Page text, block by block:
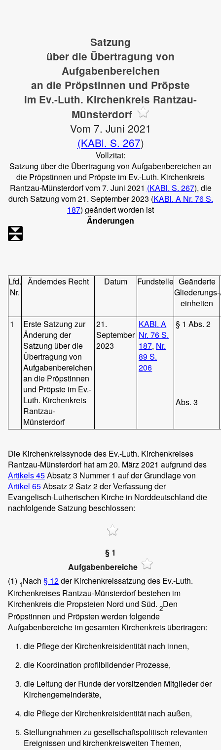
Satzung
über die Übertragung von
Aufgabenbereichen
an die Pröpstinnen und Pröpste
im Ev.-Luth. Kirchenkreis Rantzau-
Münsterdorf
Vom 7. Juni 2021
(KABl. S. 267)
Vollzitat:
Satzung über die Übertragung von Aufgabenbereichen an
die Pröpstinnen und Pröpste im Ev.-Luth. Kirchenkreis
Rantzau-Münsterdorf vom 7. Juni 2021 (KABl. S. 267), die
durch Satzung vom 21. September 2023 (KABl. A Nr. 76 S.
187) geändert worden ist
Änderungen
Lfd.
Nr.
Änderndes Recht Datum Fundstelle Geänderte
Gliederungs-
einheiten
1
Erste Satzung zur
Änderung der
Satzung über die
Übertragung von
Aufgabenbereichen
an die Pröpstinnen
und Pröpste im Ev.-
Luth. Kirchenkreis
Rantzau-
Münsterdorf
21.
September
2023
KABl. A
Nr. 76 S.
187, Nr.
89 S.
206
§ 1 Abs. 2
Abs. 3
Die Kirchenkreissynode des Ev.-Luth. Kirchenkreises
Rantzau-Münsterdorf hat am 20. März 2021 aufgrund des
Artikels 45Absatz 3 Nummer 1 auf der Grundlage von
Artikel 65Absatz 2 Satz 2 der Verfassung der
Evangelisch-Lutherischen Kirche in Norddeutschland die
nachfolgende Satzung beschlossen:
§ 1
Aufgabenbereiche
(1) 1Nach § 12der Kirchenkreissatzung des Ev.-Luth.
Kirchenkreises Rantzau-Münsterdorf bestehen im
Kirchenkreis die Propsteien Nord und Süd. 2Den
Pröpstinnen und Pröpsten werden folgende
Aufgabenbereiche im gesamten Kirchenkreis übertragen:
die Pflege der Kirchenkreisidentität nach innen,
die Koordination profilbildender Prozesse,
die Leitung der Runde der vorsitzenden Mitglieder der
Kirchengemeinderäte,
die Pflege der Kirchenkreisidentität nach außen,
Stellungnahmen zu gesellschaftspolitisch relevanten
Ereignissen und kirchenkreisweiten Themen,